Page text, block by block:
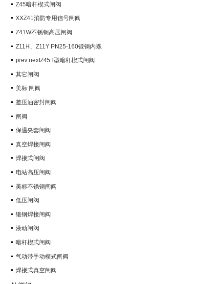
Z45暗杆楔式闸阀
XXZ41消防专用信号闸阀
Z41W不锈钢高压闸阀
Z11H、Z11Y PN25-160锻钢内螺
纹楔式闸阀
prev nextZ45T型暗杆楔式闸阀
其它闸阀
美标 闸阀
差压油密封闸阀
闸阀
保温夹套闸阀
真空焊接闸阀
焊接式闸阀
电站高压闸阀
美标不锈钢闸阀
低压闸阀
锻钢焊接闸阀
液动闸阀
暗杆楔式闸阀
气动带手动楔式闸阀
焊接式真空闸阀